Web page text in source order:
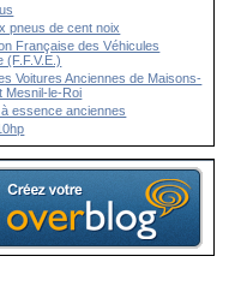
pneus de cent noix
Française des Véhicules
(F.F.V.E.)
Voitures Anciennes de Maisons-
Mesnil-le-Roi
essence anciennes